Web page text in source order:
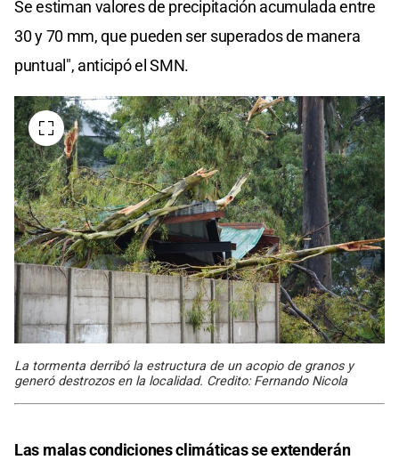
Se estiman valores de precipitación acumulada entre
30 y 70 mm, que pueden ser superados de manera
puntual", anticipó el SMN.
La tormenta derribó la estructura de un acopio de granos y
generó destrozos en la localidad. Credito: Fernando Nicola
Las malas condiciones climáticas se extenderán